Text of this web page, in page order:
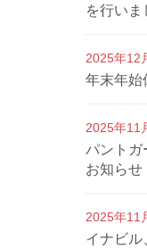
を行いま
2025年12
年末年始
2025年11
パントガ
お知らせ
2025年11
イナビル